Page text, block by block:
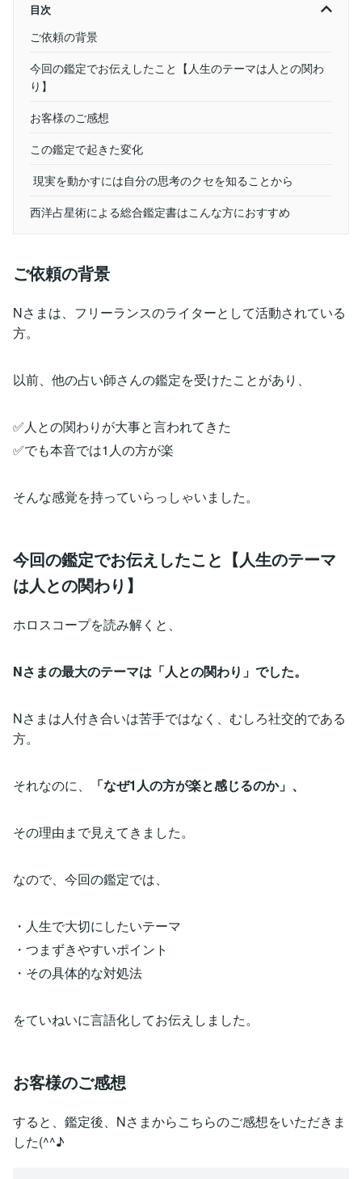
目次
ご依頼の背景
今回の鑑定でお伝えしたこと【人生のテーマは人との関わ
り】
お客様のご感想
この鑑定で起きた変化
現実を動かすには自分の思考のクセを知ることから
西洋占星術による総合鑑定書はこんな方におすすめ
ご依頼の背景
Nさまは、フリーランスのライターとして活動されている
方。
以前、他の占い師さんの鑑定を受けたことがあり、
✅人との関わりが大事と言われてきた
✅でも本音では1人の方が楽
そんな感覚を持っていらっしゃいました。
今回の鑑定でお伝えしたこと【人生のテーマ
は人との関わり】
ホロスコープを読み解くと、
Nさまの最大のテーマは「人との関わり」でした。
Nさまは人付き合いは苦手ではなく、むしろ社交的である
方。
それなのに、 「なぜ1人の方が楽と感じるのか」、
その理由まで見えてきました。
なので、今回の鑑定では、
・人生で大切にしたいテーマ
・つまずきやすいポイント
・その具体的な対処法
をていねいに言語化してお伝えしました。
お客様のご感想
すると、鑑定後、Nさまからこちらのご感想をいただきま
した(^^♪